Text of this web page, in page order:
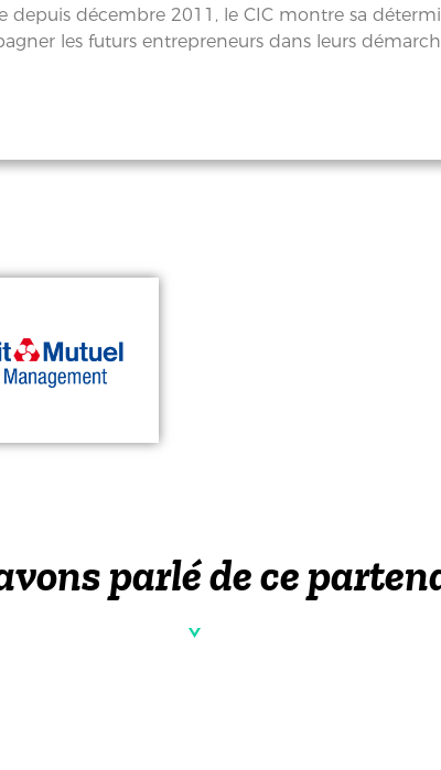
depuis décembre 2011, le CIC montre sa
les futurs entrepreneurs dans leurs
parlé de ce